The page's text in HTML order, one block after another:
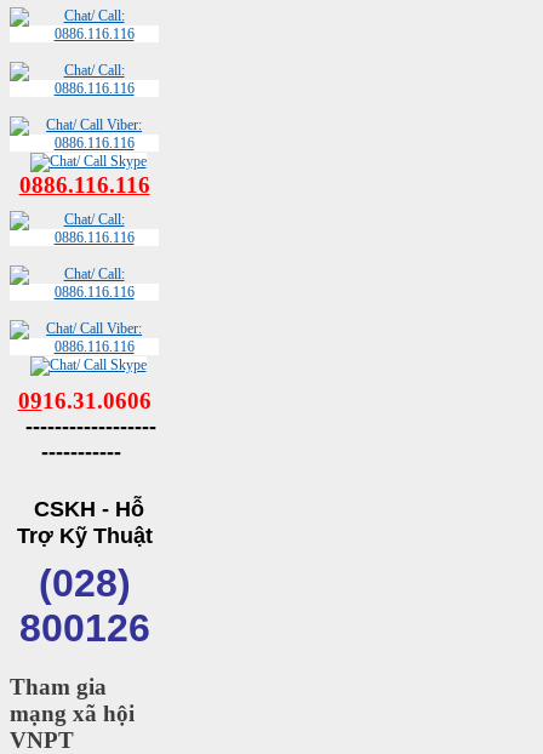
0886.116.116
0916.31.0606
------------------
-----------
CSKH - Hỗ
Trợ Kỹ Thuật
(028)
800126
Tham gia
mạng xã hội
VNPT